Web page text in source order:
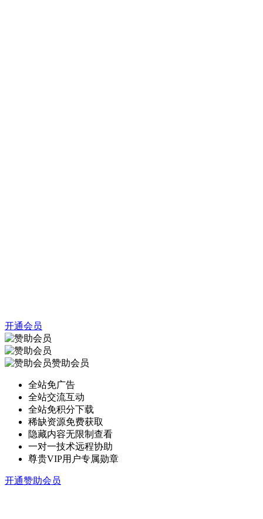
开通会员
赞助会员
全站免广告
全站交流互动
全站免积分下载
稀缺资源免费获取
隐藏内容无限制查看
一对一技术远程协助
尊贵VIP用户专属勋章
开通赞助会员